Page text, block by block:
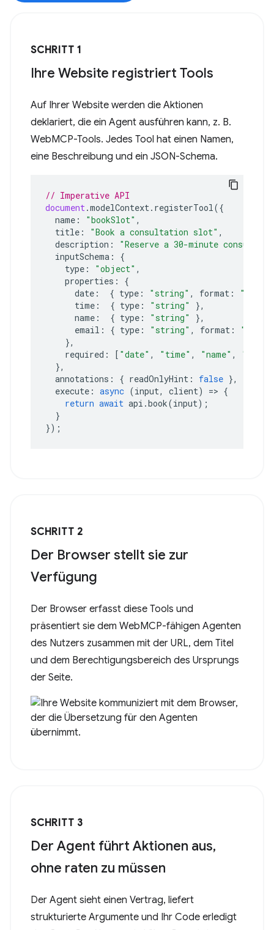
SCHRITT 1
Ihre Website registriert Tools
Auf Ihrer Website werden die Aktionen
deklariert, die ein Agent ausführen kann, z. B.
WebMCP-Tools. Jedes Tool hat einen Namen,
eine Beschreibung und ein JSON-Schema.
// Imperative API
document.modelContext. registerTool({
name : "bookSlot" ,
title : "Book a consultation slot" ,
description :
"Reserve a 30-minute
inputSchema :
{
type : "object" ,
properties :
{
date : { type : "string" , format :
"date"
time : { type : "string"
},
name : { type : "string"
},
email : { type : "string" , format :
},
required : [ "date" , "time" , "name" ,
},
annotations : { readOnlyHint : false },
execute : async (input, client) => {
return await api .book(input);
}
});
SCHRITT 2
Der Browser stellt sie zur
Verfügung
Der Browser erfasst diese Tools und
präsentiert sie dem WebMCP-fähigen Agenten
des Nutzers zusammen mit der URL, dem Titel
und dem Berechtigungsbereich des Ursprungs
der Seite.
SCHRITT 3
Der Agent führt Aktionen aus,
ohne raten zu müssen
Der Agent sieht einen Vertrag, liefert
strukturierte Argumente und Ihr Code erledigt